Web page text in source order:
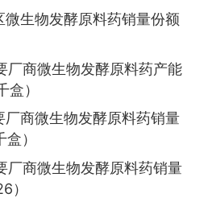
生物发酵原料药销量份额
厂商微生物发酵原料药产能
）
厂商微生物发酵原料药销量
）
厂商微生物发酵原料药销量
）